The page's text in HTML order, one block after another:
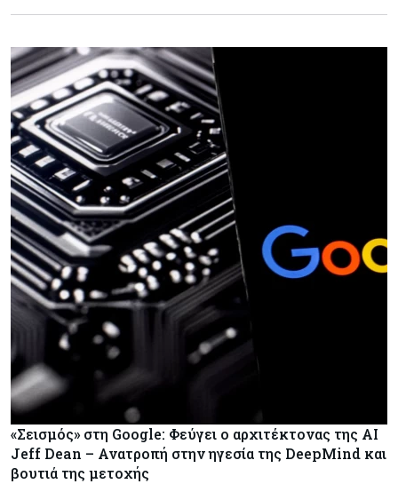
«Σεισμός» στη Google: Φεύγει ο αρχιτέκτονας της AI
Jeff Dean – Ανατροπή στην ηγεσία της DeepMind και
βουτιά της μετοχής